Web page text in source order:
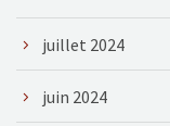
juillet 2024
juin 2024